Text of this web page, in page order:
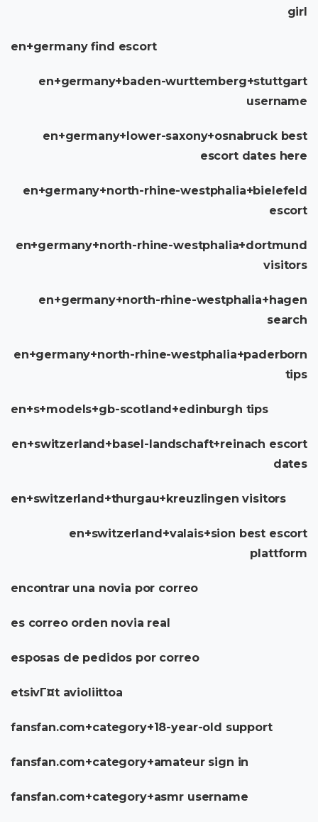
girl
en+germany find escort
en+germany+baden-wurttemberg+stuttgart
username
en+germany+lower-saxony+osnabruck best
escort dates here
en+germany+north-rhine-westphalia+bielefeld
escort
en+germany+north-rhine-westphalia+dortmund
visitors
en+germany+north-rhine-westphalia+hagen
search
en+germany+north-rhine-westphalia+paderborn
tips
en+s+models+gb-scotland+edinburgh tips
en+switzerland+basel-landschaft+reinach escort
dates
en+switzerland+thurgau+kreuzlingen visitors
en+switzerland+valais+sion best escort
plattform
encontrar una novia por correo
es correo orden novia real
esposas de pedidos por correo
etsivГ¤t avioliittoa
fansfan.com+category+18-year-old support
fansfan.com+category+amateur sign in
fansfan.com+category+asmr username